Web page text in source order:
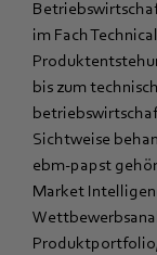
im Fach
bis zum
Sichtweise
ebm‑papst
Market